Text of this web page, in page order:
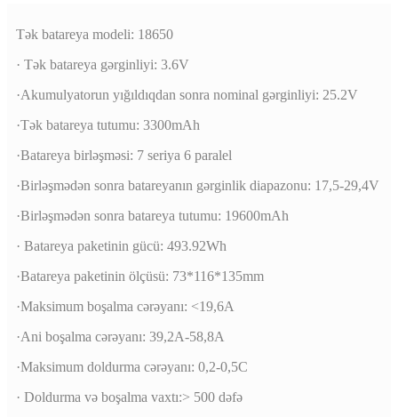
Tək batareya modeli: 18650
· Tək batareya gərginliyi: 3.6V
·Akumulyatorun yığıldıqdan sonra nominal gərginliyi: 25.2V
·Tək batareya tutumu: 3300mAh
·Batareya birləşməsi: 7 seriya 6 paralel
·Birləşmədən sonra batareyanın gərginlik diapazonu: 17,5-29,4V
·Birləşmədən sonra batareya tutumu: 19600mAh
· Batareya paketinin gücü: 493.92Wh
·Batareya paketinin ölçüsü: 73*116*135mm
·Maksimum boşalma cərəyanı: <19,6A
·Ani boşalma cərəyanı: 39,2A-58,8A
·Maksimum doldurma cərəyanı: 0,2-0,5C
· Doldurma və boşalma vaxtı:> 500 dəfə